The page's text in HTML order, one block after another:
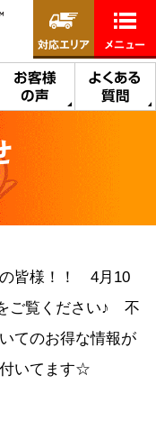
お客様
の声
よくある
質問
対応エリア メニュー
皆様！！ 4月10
ご覧ください♪ 不
てのお得な情報が
いてます☆